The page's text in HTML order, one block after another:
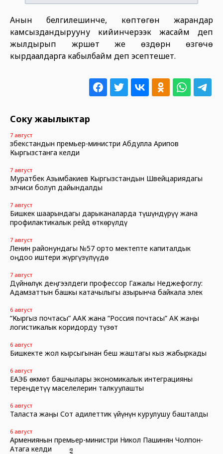
Анын белгилешинче, көптөгөн жарандар
камсыздандырууну кийинчерээк жасайм деп
жылдырып жүрүшөт же өздөрүн өзгөчө
кырдаалдарга кабылбайм деп эсептешет.
Соңку жаңылыктар
7 август
Өзбекстандын премьер-министри Абдулла Арипов
Кыргызстанга келди
7 август
Муратбек Азымбакиев Кыргызстандын Швейцариядагы
элчиси болуп дайындалды
7 август
Бишкек шаарындагы дарыканаларда түшүндүрүү жана
профилактикалык рейд өткөрүлдү
7 август
Ленин районундагы №57 орто мектепте капиталдык
оңдоо иштери жүргүзүлүүдө
7 август
Дүйнөлүк деңгээлдеги профессор Гажалы Неджефоглу:
Адамзаттын башкы катачылыгы азырынча байкала элек
6 август
“Кыргыз почтасы” ААК жана “Россия почтасы” АК жаңы
логистикалык коридорду түзөт
6 август
Бишкекте жол кырсыгынан беш жаштагы кыз жабыркады
6 август
ЕАЭБ өкмөт башчылары экономикалык интеграцияны
тереңдетүү маселелерин талкуулашты
6 август
Таласта жаңы Сот адилеттик үйүнүн курулушу башталды
6 август
Армениянын премьер-министри Никол Пашинян Чолпон-
Атага келди